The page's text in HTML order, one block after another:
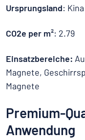
Ursprungsland: Kina
CO2e per m²: 2.79
Einsatzbereiche:
Magnete,
Magnete
Premium-
Anwendung